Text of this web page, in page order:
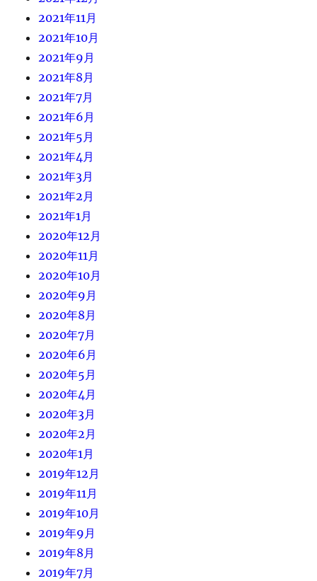
2021年11月
2021年10月
2021年9月
2021年8月
2021年7月
2021年6月
2021年5月
2021年4月
2021年3月
2021年2月
2021年1月
2020年12月
2020年11月
2020年10月
2020年9月
2020年8月
2020年7月
2020年6月
2020年5月
2020年4月
2020年3月
2020年2月
2020年1月
2019年12月
2019年11月
2019年10月
2019年9月
2019年8月
2019年7月